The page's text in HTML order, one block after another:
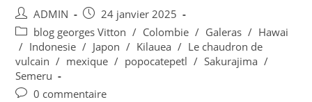
Auteur/autrice
de
la
publication :
ADMIN
Publication
publiée :
24 janvier 2025
Post
category:
blog georges Vitton / Colombie / Galeras / Hawai
/ Indonesie / Japon / Kilauea / Le chaudron de
vulcain / mexique / popocatepetl / Sakurajima /
Semeru
Commentaires
0 commentaire